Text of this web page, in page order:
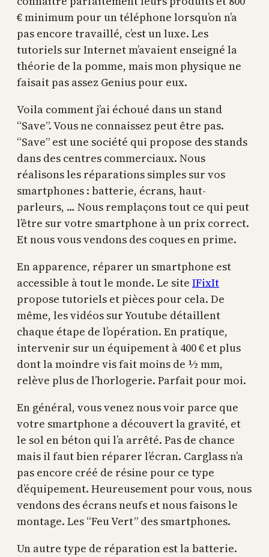
€ minimum pour un téléphone lorsqu’on n’a
pas encore travaillé, c’est un luxe. Les
tutoriels sur Internet m’avaient enseigné la
théorie de la pomme, mais mon physique ne
faisait pas assez Genius pour eux.
Voila comment j’ai échoué dans un stand
“Save”. Vous ne connaissez peut être pas.
“Save” est une société qui propose des stands
dans des centres commerciaux. Nous
réalisons les réparations simples sur vos
smartphones : batterie, écrans, haut-
parleurs, … Nous remplaçons tout ce qui peut
l’être sur votre smartphone à un prix correct.
Et nous vous vendons des coques en prime.
En apparence, réparer un smartphone est
accessible à tout le monde. Le site IFixIt
propose tutoriels et pièces pour cela. De
même, les vidéos sur Youtube détaillent
chaque étape de l’opération. En pratique,
intervenir sur un équipement à 400 € et plus
dont la moindre vis fait moins de ½ mm,
relève plus de l’horlogerie. Parfait pour moi.
En général, vous venez nous voir parce que
votre smartphone a découvert la gravité, et
le sol en béton qui l’a arrêté. Pas de chance
mais il faut bien réparer l’écran. Carglass n’a
pas encore créé de résine pour ce type
d’équipement. Heureusement pour vous, nous
vendons des écrans neufs et nous faisons le
montage. Les “Feu Vert” des smartphones.
Un autre type de réparation est la batterie.